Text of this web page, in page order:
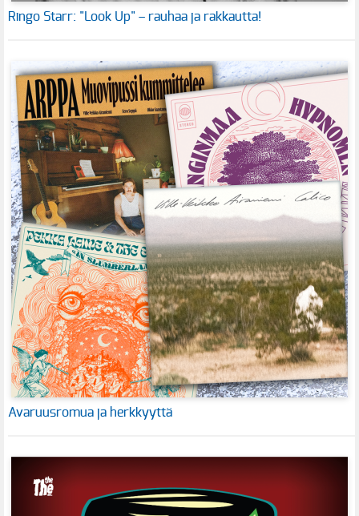
Ringo Starr: "Look Up" – rauhaa ja rakkautta!
Avaruusromua ja herkkyyttä